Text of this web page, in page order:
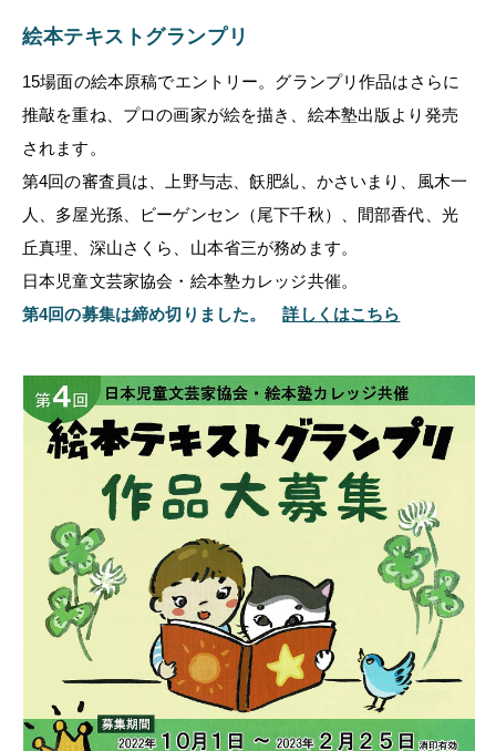
絵本テキストグランプリ
15場面の絵本原稿でエントリー。グランプリ作品はさらに
推敲を重ね、プロの画家が絵を描き、絵本塾出版より発売
されます。
第4回の審査員は、上野与志、飫肥糺、かさいまり、風木一
人、多屋光孫、ビーゲンセン（尾下千秋）、間部香代、光
丘真理、深山さくら、山本省三が務めます。
日本児童文芸家協会・絵本塾カレッジ共催。
第4回の募集は締め切りました。
詳しくはこちら